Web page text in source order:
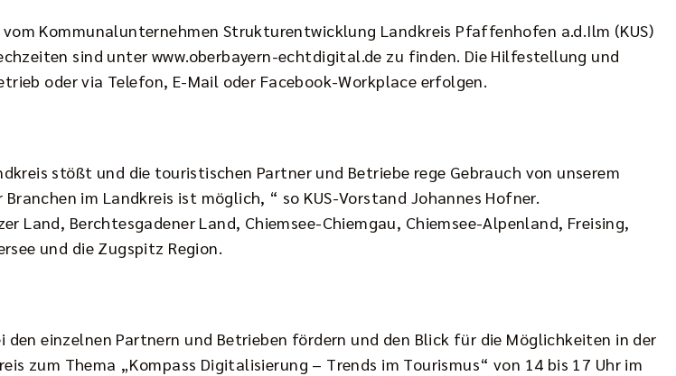
Kommunalunternehmen Strukturentwicklung Landkreis Pfaffenhofen a.d.Ilm (KUS)
sind unter www.oberbayern-echtdigital.de zu finden. Die Hilfestellung und
oder via Telefon, E-Mail oder Facebook-Workplace erfolgen.
stößt und die touristischen Partner und Betriebe rege Gebrauch von unserem
im Landkreis ist möglich, “ so KUS-Vorstand Johannes Hofner.
Land, Berchtesgadener Land, Chiemsee-Chiemgau, Chiemsee-Alpenland, Freising,
und die Zugspitz Region.
den einzelnen Partnern und Betrieben fördern und den Blick für die Möglichkeiten in der
zum Thema „Kompass Digitalisierung – Trends im Tourismus“ von 14 bis 17 Uhr im